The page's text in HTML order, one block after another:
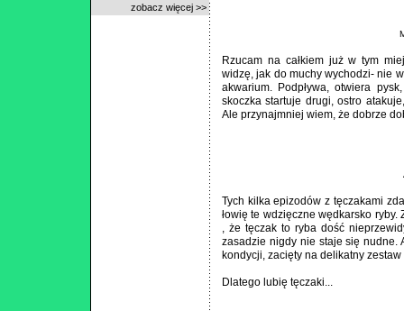
zobacz więcej >>
Rzucam na całkiem już w tym
widzę, jak do muchy wychodzi- nie
akwarium. Podpływa, otwiera
skoczka startuje drugi, ostro
Ale przynajmniej wiem, że dobrze
Tych kilka epizodów z tęczakami
łowię te wdzięczne wędkarsko
, że tęczak to ryba dość
zasadzie nigdy nie staje się nudne.
kondycji, zacięty na delikatny
Dlatego lubię tęczaki...